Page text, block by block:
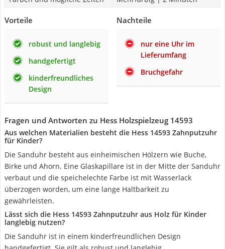
Vorteile
robust und langlebig
handgefertigt
kinderfreundliches
Design
Nachteile
nur eine Uhr im
Lieferumfang
Bruchgefahr
Fragen und Antworten zu Hess Holzspielzeug 14593
Aus welchen Materialien besteht die Hess 14593 Zahnputzuhr
für Kinder?
Die Sanduhr besteht aus einheimischen Hölzern wie Buche,
Birke und Ahorn. Eine Glaskapillare ist in der Mitte der Sanduhr
verbaut und die speichelechte Farbe ist mit Wasserlack
überzogen worden, um eine lange Haltbarkeit zu
gewährleisten.
Lässt sich die Hess 14593 Zahnputzuhr aus Holz für Kinder
langlebig nutzen?
Die Sanduhr ist in einem kinderfreundlichen Design